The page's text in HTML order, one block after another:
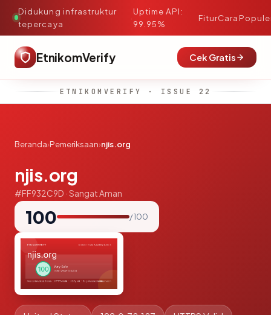
Didukung infrastruktur
tepercaya
·
Uptime API:
99.95%
FiturCara
EtnikomVerify Cek Gratis
ETNIKOMVERIFY · ISSUE 22
Beranda›Pemeriksaan›njis.org
njis.org
#FF932C9D · Sangat Aman
100 / 100